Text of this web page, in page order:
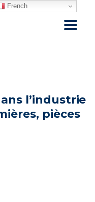
l’industrie
pièces
French